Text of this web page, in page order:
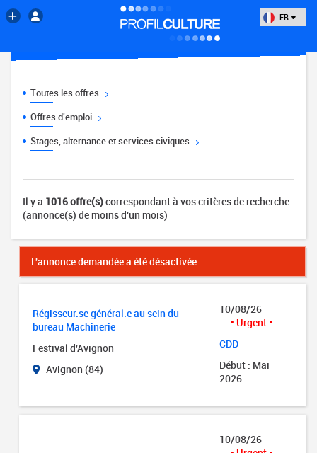
FR
Toutes les offres
Offres d'emploi
Stages, alternance et services civiques
Il y a 1016 offre(s)correspondant à vos critères de recherche
(annonce(s) de moins d'un mois)
L'annonce demandée a été désactivée
Régisseur.se général.e au sein du
bureau Machinerie
Festival d'Avignon
Avignon (84)
10/08/26
Urgent
CDD
Début : Mai
2026
10/08/26